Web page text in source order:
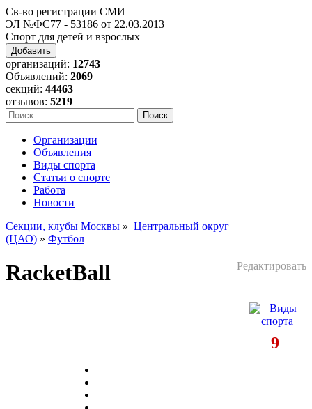
Св-во регистрации СМИ
ЭЛ №ФС77 - 53186 от 22.03.2013
Спорт для детей и взрослых
Добавить
организаций: 12743
Объявлений: 2069
секций: 44463
отзывов: 5219
Организации
Объявления
Виды спорта
Статьи о спорте
Работа
Новости
Секции, клубы Москвы » Центральный округ
(ЦАО) » Футбол
Редактировать
RacketBall
9